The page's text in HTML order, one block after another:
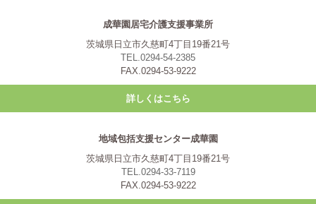
成華園居宅介護支援事業所
茨城県日立市久慈町4丁目19番21号
TEL.0294-54-2385
FAX.0294-53-9222
詳しくはこちら
地域包括支援センター成華園
茨城県日立市久慈町4丁目19番21号
TEL.0294-33-7119
FAX.0294-53-9222